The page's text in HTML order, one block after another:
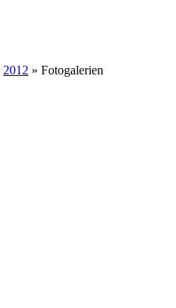
2012 » Fotogalerien